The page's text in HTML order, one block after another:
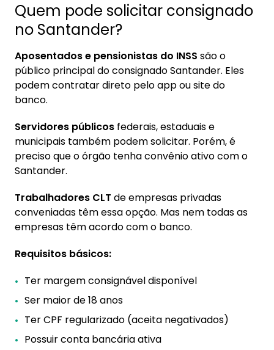
Quem pode solicitar consignado
no Santander?
Aposentados e pensionistas do INSS são o
público principal do consignado Santander. Eles
podem contratar direto pelo app ou site do
banco.
Servidores públicos federais, estaduais e
municipais também podem solicitar. Porém, é
preciso que o órgão tenha convênio ativo com o
Santander.
Trabalhadores CLT de empresas privadas
conveniadas têm essa opção. Mas nem todas as
empresas têm acordo com o banco.
Requisitos básicos:
Ter margem consignável disponível
Ser maior de 18 anos
Ter CPF regularizado (aceita negativados)
Possuir conta bancária ativa